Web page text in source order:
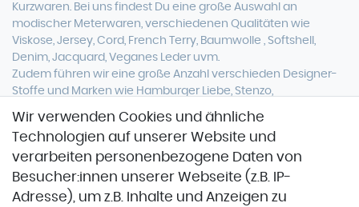
Kurzwaren. Bei uns findest Du eine große Auswahl an
modischer Meterwaren, verschiedenen Qualitäten wie
Viskose, Jersey, Cord, French Terry, Baumwolle , Softshell ,
Denim, Jacquard, Veganes Leder uvm.
Zudem führen wir eine große Anzahl verschieden Designer-
Stoffe und Marken wie Hamburger Liebe, Stenzo,
Wir verwenden Cookies und ähnliche
Technologien auf unserer Website und
verarbeiten personenbezogene Daten von
Besucher:innen unserer Webseite (z.B. IP-
Adresse), um z.B. Inhalte und Anzeigen zu